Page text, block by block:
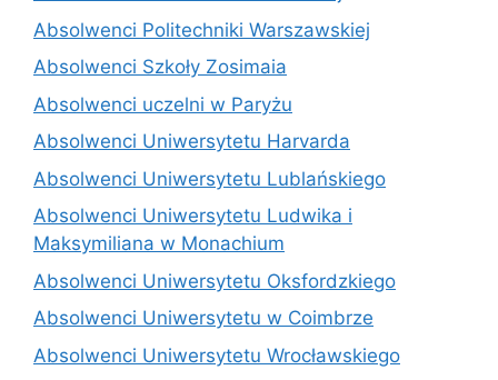
Absolwenci Politechniki Warszawskiej
Absolwenci Szkoły Zosimaia
Absolwenci uczelni w Paryżu
Absolwenci Uniwersytetu Harvarda
Absolwenci Uniwersytetu Lublańskiego
Absolwenci Uniwersytetu Ludwika i
Maksymiliana w Monachium
Absolwenci Uniwersytetu Oksfordzkiego
Absolwenci Uniwersytetu w Coimbrze
Absolwenci Uniwersytetu Wrocławskiego